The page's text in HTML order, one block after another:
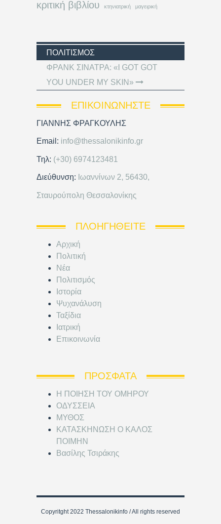
κριτική βιβλίου κτηνιατρική μαγειρική
ΠΟΛΙΤΙΣΜΌΣ
ΦΡΑΝΚ ΣΙΝΑΤΡΑ: «I GOT GOT
YOU UNDER MY SKIN»
ΕΠΙΚΟΙΝΩΝΉΣΤΕ
ΓΙΑΝΝΗΣ ΦΡΑΓΚΟΥΛΗΣ
Email: info@thessalonikinfo.gr
Τηλ: (+30) 6974123481
Διεύθυνση: Ιωαννίνων 2, 56430,
Σταυρούπολη Θεσσαλονίκης
ΠΛΟΗΓΗΘΕΊΤΕ
Αρχική
Πολιτική
Νέα
Πολιτισμός
Ιστορία
Ψυχανάλυση
Ταξίδια
Ιατρική
Επικοινωνία
ΠΡΌΣΦΑΤΑ
Η ΠΟΙΗΣΗ ΤΟΥ ΟΜΗΡΟΥ
ΟΔΥΣΣΕΙΑ
ΜΥΘΟΣ
ΚΑΤΑΣΚΗΝΩΣΗ Ο ΚΑΛΟΣ
ΠΟΙΜΗΝ
Βασίλης Τσιράκης
Copyritght 2022 Thessalonikinfo / All rights reserved